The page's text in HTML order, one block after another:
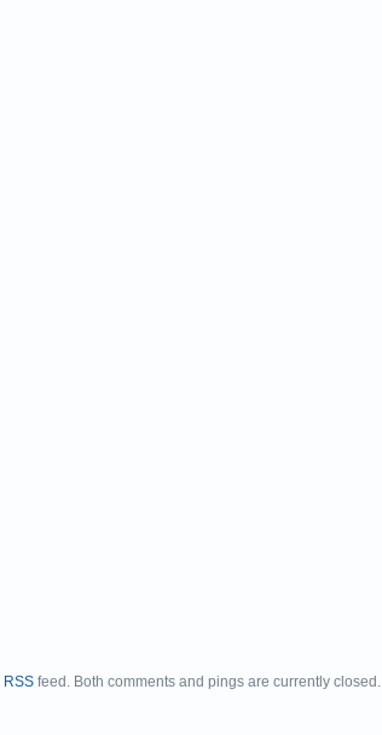
RSS feed. Both comments and pings are currently closed.